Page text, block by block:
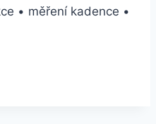
• měření kadence •